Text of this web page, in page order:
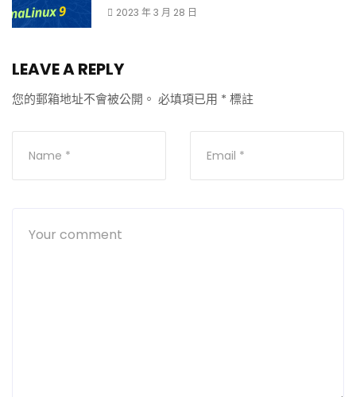
2023 年 3 月 28 日
LEAVE A REPLY
您的郵箱地址不會被公開。 必填項已用 * 標註